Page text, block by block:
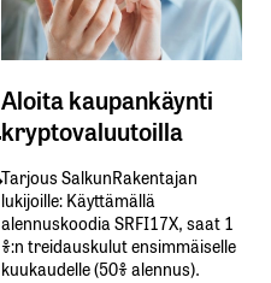
Aloita kaupankäynti
kryptovaluutoilla
Tarjous SalkunRakentajan
lukijoille: Käyttämällä​ ​
alennuskoodia​ ​SRFI17X,​ ​saat​ ​1
%:n treidauskulut​ ​ensimmäiselle​ ​
kuukaudelle​ ​(50%​ ​alennus).